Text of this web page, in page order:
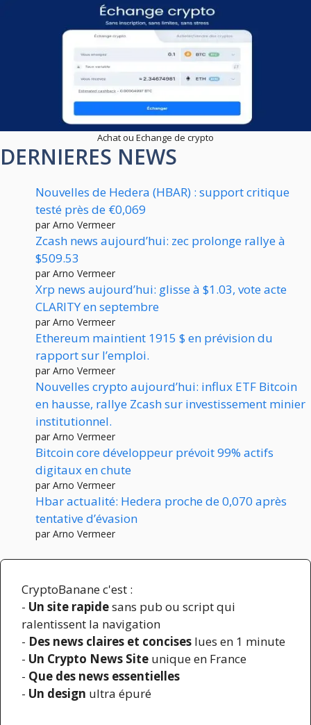
Achat ou Echange de crypto
DERNIERES NEWS
Nouvelles de Hedera (HBAR) : support critique
testé près de €0,069
par Arno Vermeer
Zcash news aujourd’hui: zec prolonge rallye à
$509.53
par Arno Vermeer
Xrp news aujourd’hui: glisse à $1.03, vote acte
CLARITY en septembre
par Arno Vermeer
Ethereum maintient 1915 $ en prévision du
rapport sur l’emploi.
par Arno Vermeer
Nouvelles crypto aujourd’hui: influx ETF Bitcoin
en hausse, rallye Zcash sur investissement minier
institutionnel.
par Arno Vermeer
Bitcoin core développeur prévoit 99% actifs
digitaux en chute
par Arno Vermeer
Hbar actualité: Hedera proche de 0,070 après
tentative d’évasion
par Arno Vermeer
CryptoBanane c'est :
- Un site rapidesans pub ou script qui
ralentissent la navigation
- Des news claires et concises lues en 1 minute
- Un Crypto News Site unique en France
- Que des news essentielles
- Un design ultra épuré